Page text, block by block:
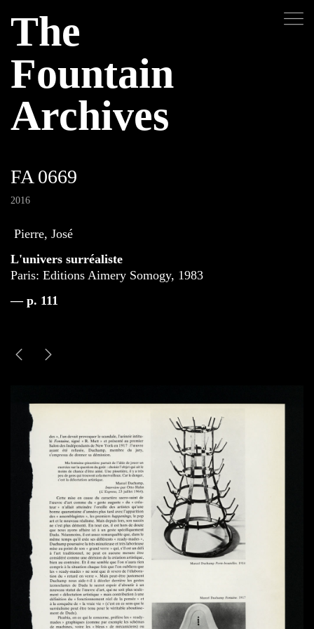
The
Fountain
Archives
FA 0669
2016
Pierre, José
L'univers surréaliste
Paris: Editions Aimery Somogy, 1983
— p. 111